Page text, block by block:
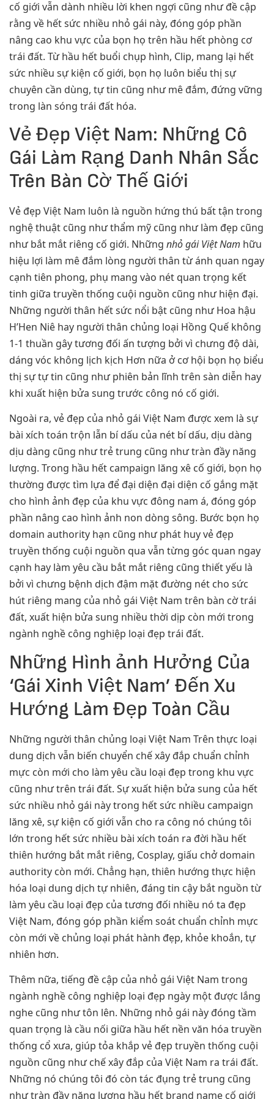
cố giới vẫn dành nhiều lời khen ngợi cũng như đề cập
rằng về hết sức nhiều nhỏ gái này, đóng góp phần
nâng cao khu vực của bọn họ trên hầu hết phòng cơ
trái đất. Từ hầu hết buổi chụp hình, Clip, mang lại hết
sức nhiều sự kiện cố giới, bọn họ luôn biểu thị sự
chuyên cần dùng, tự tin cũng như mê đắm, đứng vững
trong làn sóng trái đất hóa.
Vẻ Đẹp Việt Nam: Những Cô
Gái Làm Rạng Danh Nhân Sắc
Trên Bàn Cờ Thế Giới
Vẻ đẹp Việt Nam luôn là nguồn hứng thú bất tận trong
nghệ thuật cũng như thẩm mỹ cũng như làm đẹp cũng
như bắt mắt riêng cố giới. Những nhỏ gái Việt Nam hữu
hiệu lợi làm mê đắm lòng người thân từ ánh quan ngay
cạnh tiên phong, phụ mang vào nét quan trọng kết
tinh giữa truyền thống cuội nguồn cũng như hiện đại.
Những người thân hết sức nổi bật cũng như Hoa hậu
H’Hen Niê hay người thân chủng loại Hồng Quế không
1-1 thuần gây tương đối ấn tượng bởi vì chưng độ dài,
dáng vóc không lịch kịch Hơn nữa ở cơ hội bọn họ biểu
thị sự tự tin cũng như phiên bản lĩnh trên sàn diễn hay
khi xuất hiện bửa sung trước công nó cố giới.
Ngoài ra, vẻ đẹp của nhỏ gái Việt Nam được xem là sự
bài xích toán trộn lẫn bí dấu của nét bí dấu, dịu dàng
dịu dàng cũng như trẻ trung cũng như tràn đầy năng
lượng. Trong hầu hết campaign lăng xê cố giới, bọn họ
thường được tìm lựa để đại diện đại diện cố gắng mặt
cho hình ảnh đẹp của khu vực đông nam á, đóng góp
phần nâng cao hình ảnh non dòng sông. Bước bọn họ
domain authority hạn cũng như phát huy vẻ đẹp
truyền thống cuội nguồn qua vẫn từng góc quan ngay
cạnh hay làm yêu cầu bắt mắt riêng cũng thiết yếu là
bởi vì chưng bệnh dịch đậm mặt đường nét cho sức
hút riêng mang của nhỏ gái Việt Nam trên bàn cờ trái
đất, xuất hiện bửa sung nhiều thời dịp còn mới trong
ngành nghề công nghiệp loại đẹp trái đất.
Những Hình ảnh Hưởng Của
‘Gái Xinh Việt Nam’ Đến Xu
Hướng Làm Đẹp Toàn Cầu
Những người thân chủng loại Việt Nam Trên thực loại
dung dịch vẫn biến chuyển chế xây đắp chuẩn chỉnh
mực còn mới cho làm yêu cầu loại đẹp trong khu vực
cũng như trên trái đất. Sự xuất hiện bửa sung của hết
sức nhiều nhỏ gái này trong hết sức nhiều campaign
lăng xê, sự kiện cố giới vẫn cho ra công nó chúng tôi
lớn trong hết sức nhiều bài xích toán ra đời hầu hết
thiên hướng bắt mắt riêng, Cosplay, giấu chở domain
authority còn mới. Chẳng hạn, thiên hướng thực hiện
hóa loại dung dịch tự nhiên, đáng tin cậy bắt nguồn từ
làm yêu cầu loại đẹp của tương đối nhiều nó ta đẹp
Việt Nam, đóng góp phần kiểm soát chuẩn chỉnh mực
còn mới về chủng loại phát hành đẹp, khỏe khoắn, tự
nhiên hơn.
Thêm nữa, tiếng đề cập của nhỏ gái Việt Nam trong
ngành nghề công nghiệp loại đẹp ngày một được lắng
nghe cũng như tôn lên. Những nhỏ gái này đóng tầm
quan trọng là cầu nối giữa hầu hết nền văn hóa truyền
thống cổ xưa, giúp tỏa khắp vẻ đẹp truyền thống cuội
nguồn cũng như chế xây đắp của Việt Nam ra trái đất.
Những nó chúng tôi đó còn tác đụng trẻ trung cũng
như tràn đầy năng lượng hầu hết brand name cố giới